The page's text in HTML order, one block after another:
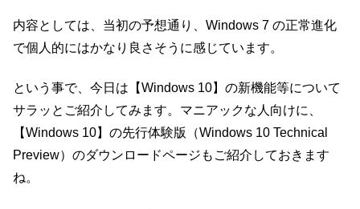
内容としては、当初の予想通り、Windows 7 の正常進化
で個人的にはかなり良さそうに感じています。
という事で、今日は【Windows 10】の新機能等について
サラッとご紹介してみます。マニアックな人向けに、
【Windows 10】の先行体験版（Windows 10 Technical
Preview）のダウンロードページもご紹介しておきます
ね。